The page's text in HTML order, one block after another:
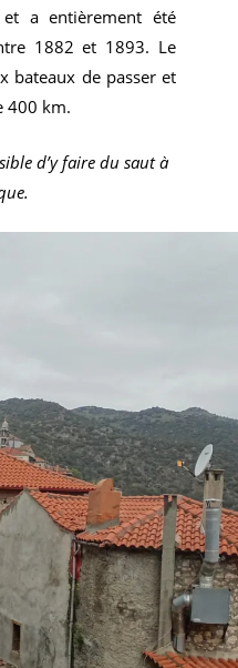
a entièrement été
1882 et 1893. Le
bateaux de passer et
400 km.
d’y faire du saut à